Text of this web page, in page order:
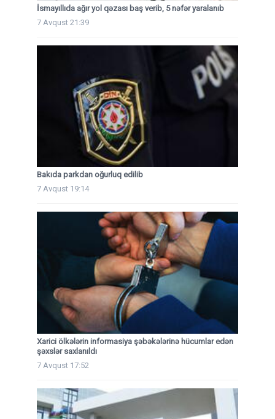
İsmayıllıda ağır yol qəzası baş verib, 5 nəfər yaralanıb
7 Avqust 21:39
Bakıda parkdan oğurluq edilib
7 Avqust 19:14
Xarici ölkələrin informasiya şəbəkələrinə hücumlar edən
şəxslər saxlanıldı
7 Avqust 17:52